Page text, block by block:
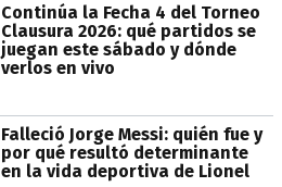
Continúa la Fecha 4 del Torneo
Clausura 2026: qué partidos se
juegan este sábado y dónde
verlos en vivo
Falleció Jorge Messi: quién fue y
por qué resultó determinante
en la vida deportiva de Lionel